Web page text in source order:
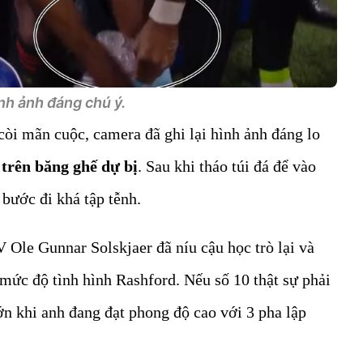
ảnh đáng chú ý.
mãn cuộc, camera đã ghi lại hình ảnh đáng lo
băng ghế dự bị. Sau khi tháo túi đá để vào
đi khá tập tễnh.
Gunnar Solskjaer đã níu cậu học trò lại và
độ tình hình Rashford. Nếu số 10 thật sự phải
khi anh đang đạt phong độ cao với 3 pha lập